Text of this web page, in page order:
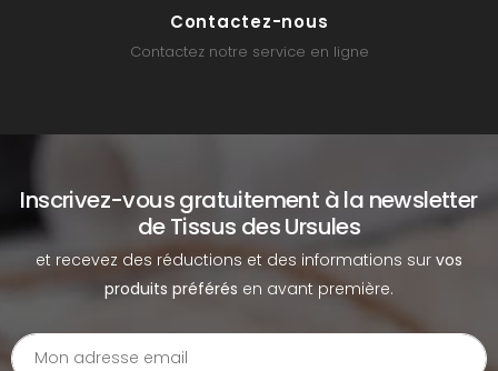
Contactez-nous
Contactez notre service en ligne
Inscrivez-vous gratuitement à la newsletter
de Tissus des Ursules
et recevez des réductions et des informations sur vos
produits préférés en avant première.